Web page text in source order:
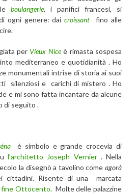
boulangerie, i panifici francesi, si
ogni genere: daicroissant fino alle
per Vieux Niceè rimasta sospesa
mediterraneo e quotidianità . Ho
monumentali intrise di storia ai suoi
silenziosi e carichi di mistero . Ho
e mi sono fatta incantare da alcune
di seguito .
è simbolo e grande crocevia di
l’architetto Joseph Vernier. Nella
la disegnò a tavolino come agorà
cittadini. Risente di una marcata
fine Ottocento. Molte delle palazzine